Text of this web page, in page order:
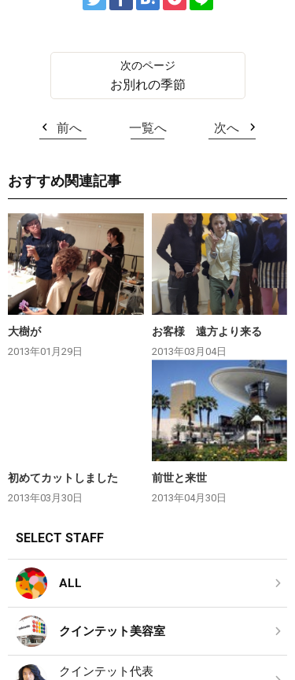
お別れの季節
前へ 一覧へ 次へ
おすすめ関連記事
大樹が
2013年01月29日
お客様 遠方より来る
2013年03月04日
初めてカットしました
2013年03月30日
前世と来世
2013年04月30日
SELECT STAFF
ALL
クインテット美容室
クインテット代表